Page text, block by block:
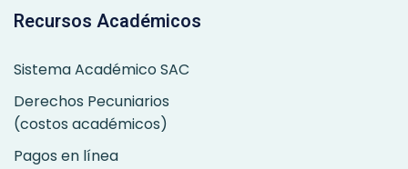
Recursos Académicos
Sistema Académico SAC
Derechos Pecuniarios
(costos académicos)
Pagos en línea